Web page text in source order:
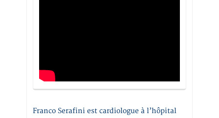
Franco Serafini est cardiologue à l’hôpital